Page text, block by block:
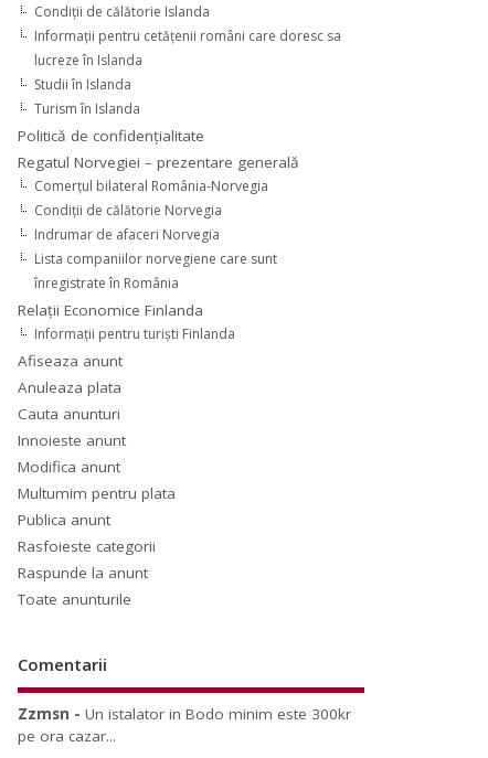
Condiţii de călătorie Islanda
Informaţii pentru cetăţenii români care doresc sa
lucreze în Islanda
Studii în Islanda
Turism în Islanda
Politică de confidențialitate
Regatul Norvegiei – prezentare generală
Comerţul bilateral România-Norvegia
Condiții de călătorie Norvegia
Indrumar de afaceri Norvegia
Lista companiilor norvegiene care sunt
înregistrate în România
Relaţii Economice Finlanda
Informaţii pentru turişti Finlanda
Afiseaza anunt
Anuleaza plata
Cauta anunturi
Innoieste anunt
Modifica anunt
Multumim pentru plata
Publica anunt
Rasfoieste categorii
Raspunde la anunt
Toate anunturile
Comentarii
Zzmsn -Un istalator in Bodo minim este 300kr
pe ora cazar...